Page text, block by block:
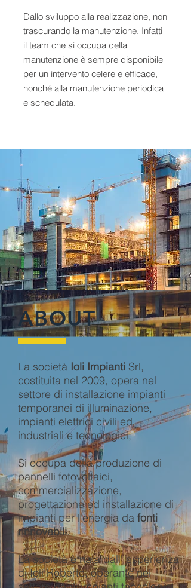
Dallo sviluppo alla realizzazione, non
trascurando la manutenzione. Infatti
il team che si occupa della
manutenzione è sempre disponibile
per un intervento celere e efficace,
nonché alla manutenzione periodica
e schedulata.
ABOUT
La società Ioli Impianti Srl,
costituita nel 2009, opera nel
settore di installazione impianti
temporanei di illuminazione,
impianti elettrici civili ed
industriali e tecnologici;
Si occupa della produzione di
pannelli fotovoltaici,
commercializzazione,
progettazione ed installazione di
impianti per l'energia da fonti
rinnovabili.
La società è nata dall' esperienza
di Ioli Roberto, operante nel